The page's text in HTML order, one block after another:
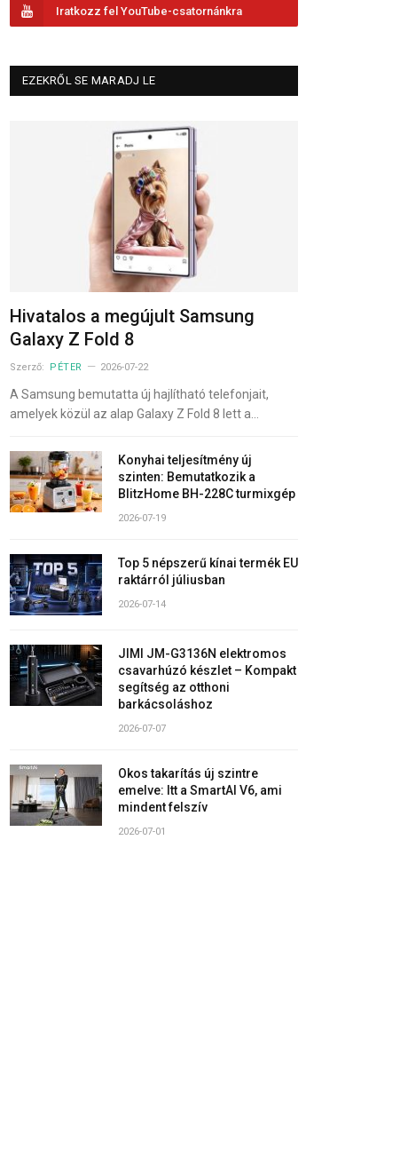
Iratkozz fel YouTube-csatornánkra
EZEKRŐL SE MARADJ LE
Hivatalos a megújult Samsung
Galaxy Z Fold 8
Szerző: PÉTER 2026-07-22
A Samsung bemutatta új hajlítható telefonjait,
amelyek közül az alap Galaxy Z Fold 8 lett a…
Konyhai teljesítmény új
szinten: Bemutatkozik a
BlitzHome BH-228C turmixgép
2026-07-19
Top 5 népszerű kínai termék EU
raktárról júliusban
2026-07-14
JIMI JM-G3136N elektromos
csavarhúzó készlet – Kompakt
segítség az otthoni
barkácsoláshoz
2026-07-07
Okos takarítás új szintre
emelve: Itt a SmartAI V6, ami
mindent felszív
2026-07-01